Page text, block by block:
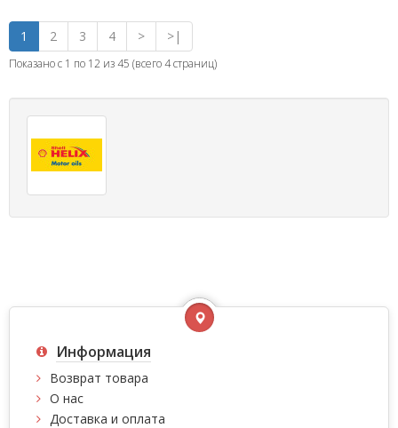
1 2 3 4 > >|
Показано с 1 по 12 из 45 (всего 4 страниц)
Информация
Возврат товара
О нас
Доставка и оплата